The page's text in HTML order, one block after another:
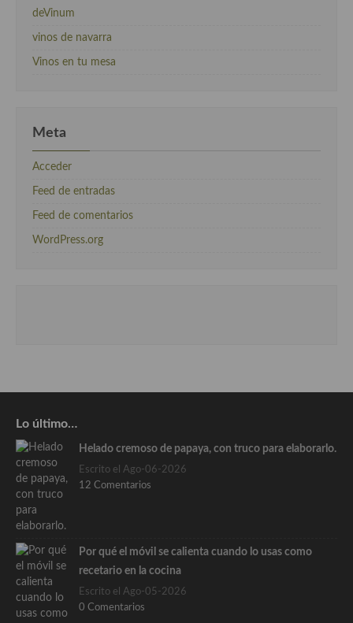
deVinum
vinos de navarra
Vinos en tu mesa
Meta
Acceder
Feed de entradas
Feed de comentarios
WordPress.org
Lo último…
Helado cremoso de papaya, con truco para elaborarlo.
Escrito el Ago-06-2026
12 Comentarios
Por qué el móvil se calienta cuando lo usas como
recetario en la cocina
Escrito el Ago-05-2026
0 Comentarios